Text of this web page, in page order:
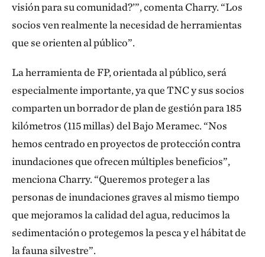
visión para su comunidad?’”, comenta Charry. “Los
socios ven realmente la necesidad de herramientas
que se orienten al público”.
La herramienta de FP, orientada al público, será
especialmente importante, ya que TNC y sus socios
comparten un borrador de plan de gestión para 185
kilómetros (115 millas) del Bajo Meramec. “Nos
hemos centrado en proyectos de protección contra
inundaciones que ofrecen múltiples beneficios”,
menciona Charry. “Queremos proteger a las
personas de inundaciones graves al mismo tiempo
que mejoramos la calidad del agua, reducimos la
sedimentación o protegemos la pesca y el hábitat de
la fauna silvestre”.